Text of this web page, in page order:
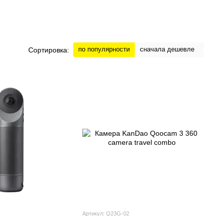
Сортировка: по популярности сначала дешевле
Артикул: Q23G-02